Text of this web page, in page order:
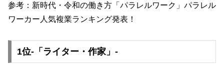
参考： 新時代・令和の働き方「パラレルワーク」パラレル
ワーカー人気複業ランキング発表！
1位-「ライター・作家」-